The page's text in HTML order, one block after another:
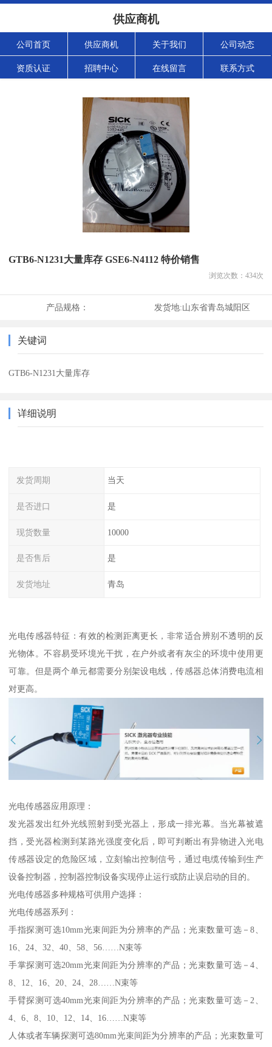
供应商机
公司首页 供应商机 关于我们 公司动态
资质认证 招聘中心 在线留言 联系方式
GTB6-N1231大量库存 GSE6-N4112 特价销售
浏览次数： 434次
产品规格： 发货地:山东省青岛城阳区
关键词
GTB6-N1231大量库存
详细说明
发货周期 当天
是否进口 是
现货数量 10000
是否售后 是
发货地址 青岛
光电传感器特征：有效的检测距离更长，非常适合辨别不透明的反
光物体。不容易受环境光干扰，在户外或者有灰尘的环境中使用更
可靠。但是两个单元都需要分别架设电线，传感器总体消费电流相
对更高。
光电传感器应用原理：
发光器发出红外光线照射到受光器上，形成一排光幕。当光幕被遮
挡，受光器检测到某路光强度变化后，即可判断出有异物进入光电
传感器设定的危险区域，立刻输出控制信号，通过电缆传输到生产
设备控制器，控制器控制设备实现停止运行或防止误启动的目的。
光电传感器多种规格可供用户选择：
光电传感器系列：
手指探测可选10mm光束间距为分辨率的产品；光束数量可选－8、
16、24、32、40、58、56……N束等
手掌探测可选20mm光束间距为分辨率的产品；光束数量可选－4、
8、12、16、20、24、28……N束等
手臂探测可选40mm光束间距为分辨率的产品；光束数量可选－2、
4、6、8、10、12、14、16……N束等
人体或者车辆探测可选80mm光束间距为分辨率的产品；光束数量可